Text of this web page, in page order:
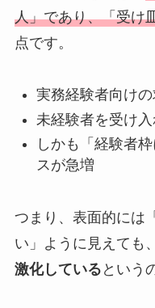
人」であり、「受け
点です。
実務経験者向け
未経験者を受け
しかも「経験者
スが急増
つまり、表面的には
い」ように見えても、
激化している という